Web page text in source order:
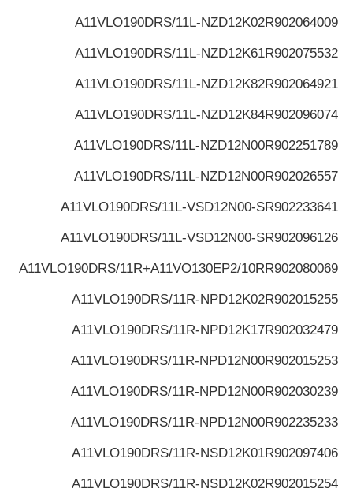
R902064009
A11VLO190DRS/11L-NZD12K02
R902075532
A11VLO190DRS/11L-NZD12K61
R902064921
A11VLO190DRS/11L-NZD12K82
R902096074
A11VLO190DRS/11L-NZD12K84
R902251789
A11VLO190DRS/11L-NZD12N00
R902026557
A11VLO190DRS/11L-NZD12N00
R902233641
A11VLO190DRS/11L-VSD12N00-S
R902096126
A11VLO190DRS/11L-VSD12N00-S
R902080069
A11VLO190DRS/11R+A11VO130EP2/10R
R902015255
A11VLO190DRS/11R-NPD12K02
R902032479
A11VLO190DRS/11R-NPD12K17
R902015253
A11VLO190DRS/11R-NPD12N00
R902030239
A11VLO190DRS/11R-NPD12N00
R902235233
A11VLO190DRS/11R-NPD12N00
R902097406
A11VLO190DRS/11R-NSD12K01
R902015254
A11VLO190DRS/11R-NSD12K02